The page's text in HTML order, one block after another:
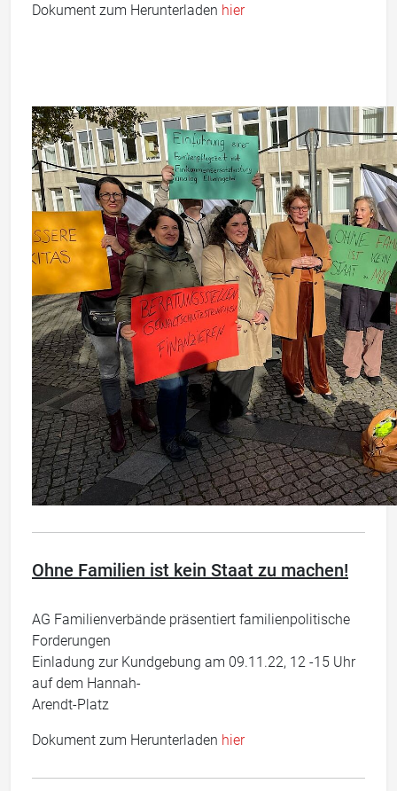
Dokument zum Herunterladen hier
Ohne Familien ist kein Staat zu machen!
AG Familienverbände präsentiert familienpolitische
Forderungen
Einladung zur Kundgebung am 09.11.22, 12 -15 Uhr
auf dem Hannah-
Arendt-Platz
Dokument zum Herunterladen hier